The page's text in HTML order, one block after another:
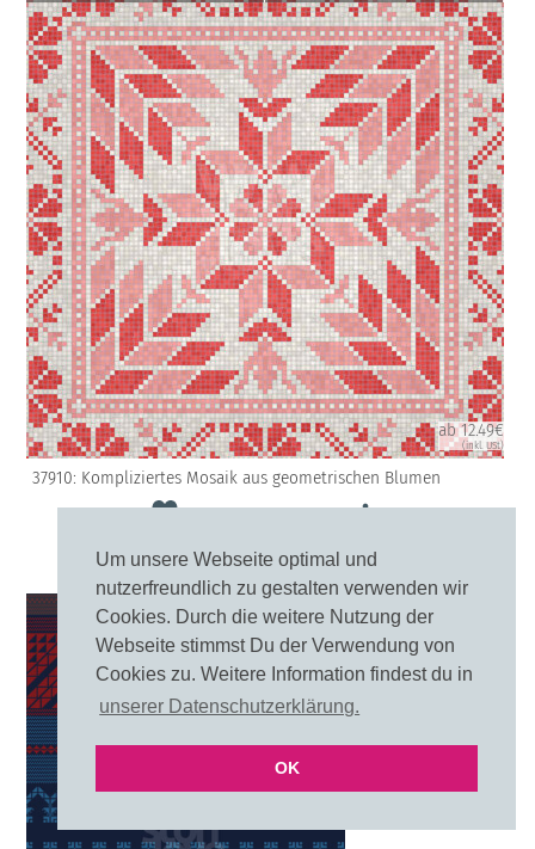
Um unsere Webseite optimal und
nutzerfreundlich zu gestalten verwenden wir
Cookies. Durch die weitere Nutzung der
Webseite stimmst Du der Verwendung von
Cookies zu. Weitere Information findest du in
unserer Datenschutzerklärung.
OK
ab 12.49€
(inkl. USt)
37910: Kompliziertes Mosaik aus geometrischen Blumen
10cm